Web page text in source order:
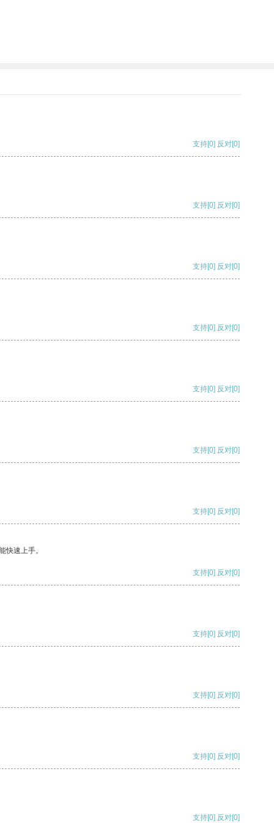
支持[0] 反对[0]
支持[0] 反对[0]
支持[0] 反对[0]
支持[0] 反对[0]
支持[0] 反对[0]
支持[0] 反对[0]
支持[0] 反对[0]
快速上手。
支持[0] 反对[0]
支持[0] 反对[0]
支持[0] 反对[0]
支持[0] 反对[0]
支持[0] 反对[0]